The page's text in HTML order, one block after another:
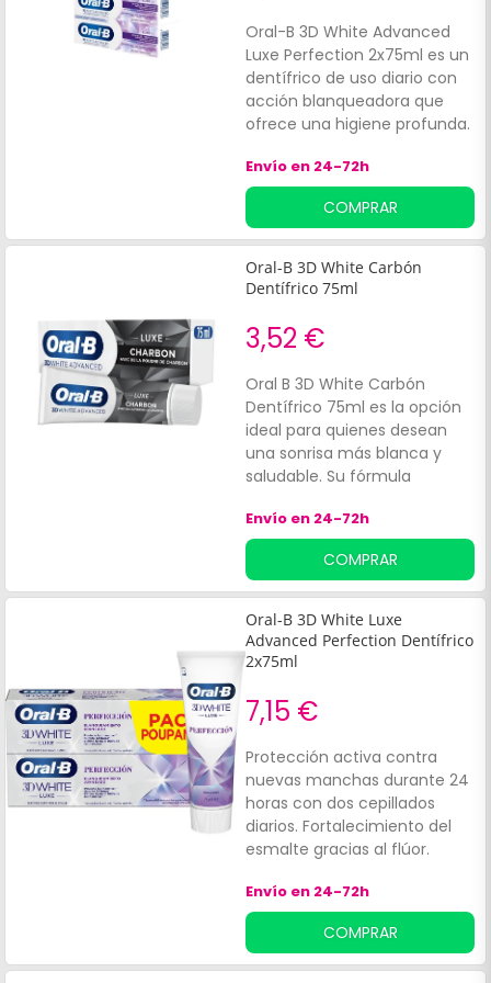
Oral-B 3D White Advanced
Luxe Perfection 2x75ml es un
dentífrico de uso diario con
acción blanqueadora que
ofrece una higiene profunda.
las manchas superficiales y a
prevenir que aparezcan
manchas nuevas, y su
contenido en flúor
contribuye a nutrir y
fortalecer el esmalte.
sabor a menta fresca.
Envío en 24-72h
COMPRAR
Oral-B 3D White Carbón
Dentífrico 75ml
3,52 €
Oral B 3D White Carbón
Dentífrico 75ml es la opción
ideal para quienes desean
una sonrisa más blanca y
saludable. Su fórmula
carbón activo elimina
manchas superficiales desde
el primer uso, cuidando a la
vez el esmalte.
Envío en 24-72h
COMPRAR
Oral-B 3D White Luxe
Advanced Perfection Dentífrico
2x75ml
7,15 €
Protección activa contra
nuevas manchas durante 24
horas con dos cepillados
diarios. Fortalecimiento del
esmalte gracias al flúor.
Envío en 24-72h
COMPRAR